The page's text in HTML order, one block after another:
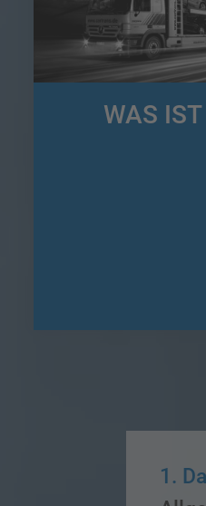
WAS
1.